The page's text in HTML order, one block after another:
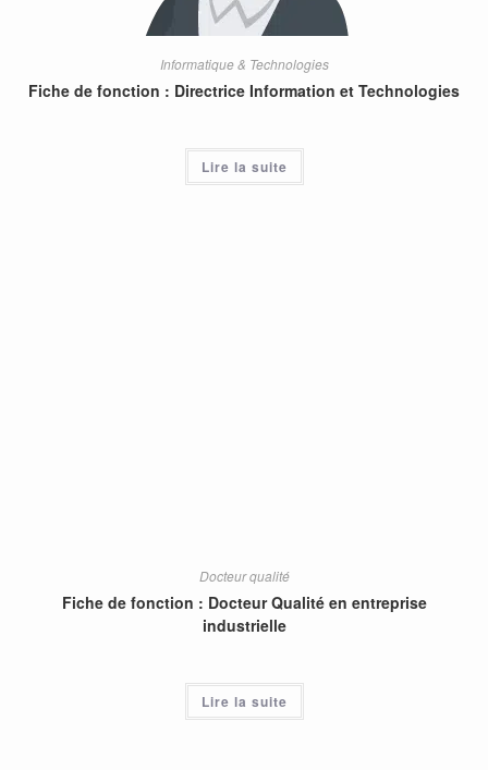
Informatique & Technologies
Fiche de fonction : Directrice Information et Technologies
Lire la suite
Docteur qualité
Fiche de fonction : Docteur Qualité en entreprise
industrielle
Lire la suite